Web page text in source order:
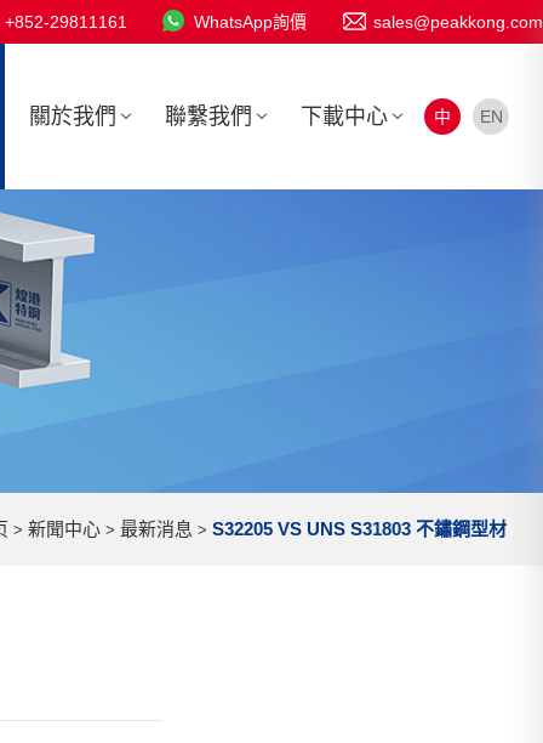
sales@peakkong.com
WhatsApp詢價
+852-29811161
關於我們 聯繫我們 下載中心 中 EN
> 新聞中心 > 最新消息 > S32205 VS UNS S31803 不鏽鋼型材